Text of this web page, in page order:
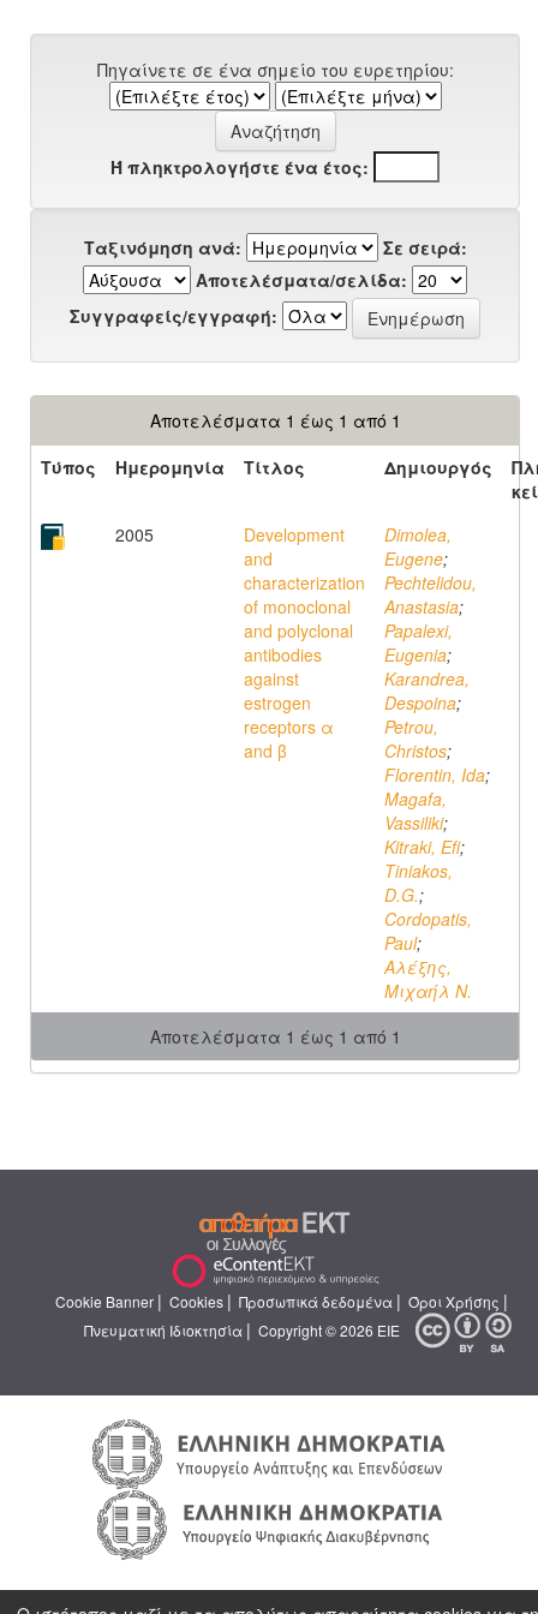
Πηγαίνετε σε ένα σημείο του ευρετηρίου:
Ή πληκτρολογήστε ένα έτος:
Ταξινόμηση ανά:
Σε σειρά:
Αποτελέσματα/σελίδα:
Συγγραφείς/εγγραφή:
Αποτελέσματα 1 έως 1 από 1
Τύπος
Ημερομηνία Τίτλος Δημιουργός
2005
Development
and
characterization
of monoclonal
and polyclonal
antibodies
against
estrogen
receptors α
and β
Dimolea,
Eugene;
Pechtelidou,
Anastasia;
Papalexi,
Eugenia;
Karandrea,
Despoina;
Petrou,
Christos;
Florentin, Ida;
Magafa,
Vassiliki;
Kitraki, Efi;
Tiniakos,
D.G.;
Cordopatis,
Paul;
Αλέξης,
Μιχαήλ Ν.
Αποτελέσματα 1 έως 1 από 1
Cookie Banner | Cookies | Προσωπικά δεδομένα | Όροι Χρήσης |
Πνευματική Ιδιοκτησία | Copyright © 2026 ΕΙΕ